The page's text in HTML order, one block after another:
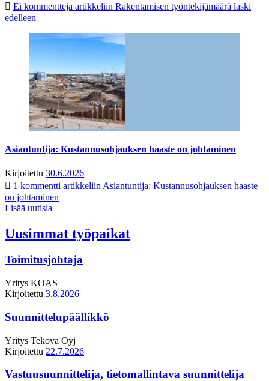
Ei kommentteja artikkeliin Rakentamisen työntekijämäärä laski
edelleen
Asiantuntija: Kustannusohjauksen haaste on johtaminen
Kirjoitettu 30.6.2026
1 kommentti artikkeliin Asiantuntija: Kustannusohjauksen haaste
on johtaminen
Lisää uutisia
Uusimmat työpaikat
Toimitusjohtaja
Yritys KOAS
Kirjoitettu 3.8.2026
Suunnittelupäällikkö
Yritys Tekova Oyj
Kirjoitettu 22.7.2026
Vastuusuunnittelija, tietomallintava suunnittelija